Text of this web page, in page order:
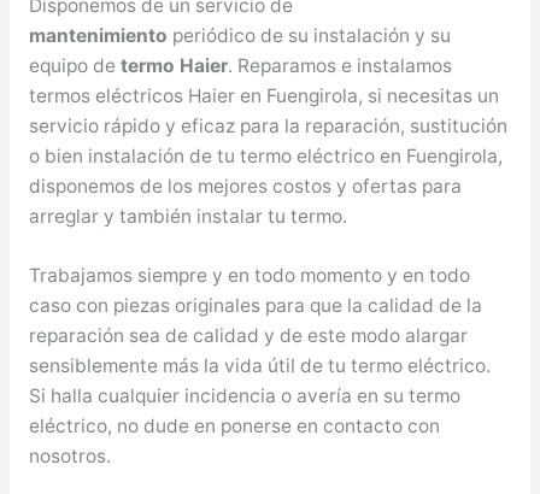
Disponemos de un servicio de
mantenimiento periódico de su instalación y su
equipo de termo Haier. Reparamos e instalamos
termos eléctricos Haier en Fuengirola, si necesitas un
servicio rápido y eficaz para la reparación, sustitución
o bien instalación de tu termo eléctrico en Fuengirola,
disponemos de los mejores costos y ofertas para
arreglar y también instalar tu termo.
Trabajamos siempre y en todo momento y en todo
caso con piezas originales para que la calidad de la
reparación sea de calidad y de este modo alargar
sensiblemente más la vida útil de tu termo eléctrico.
Si halla cualquier incidencia o avería en su termo
eléctrico, no dude en ponerse en contacto con
nosotros.